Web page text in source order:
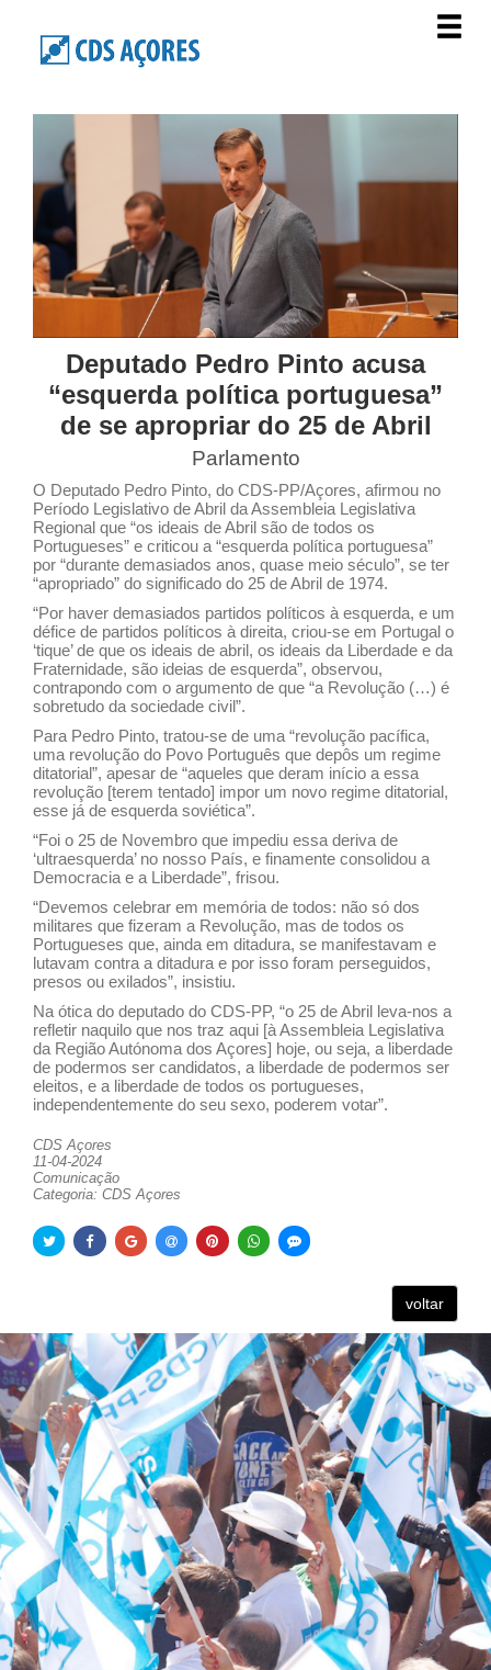
Deputado Pedro Pinto acusa
“esquerda política portuguesa”
de se apropriar do 25 de Abril
Parlamento
O Deputado Pedro Pinto, do CDS-PP/Açores, afirmou no
Período Legislativo de Abril da Assembleia Legislativa
Regional que “os ideais de Abril são de todos os
Portugueses” e criticou a “esquerda política portuguesa”
por “durante demasiados anos, quase meio século”, se ter
“apropriado” do significado do 25 de Abril de 1974.
“Por haver demasiados partidos políticos à esquerda, e um
défice de partidos políticos à direita, criou-se em Portugal o
‘tique’ de que os ideais de abril, os ideais da Liberdade e da
Fraternidade, são ideias de esquerda”, observou,
contrapondo com o argumento de que “a Revolução (…) é
sobretudo da sociedade civil”.
Para Pedro Pinto, tratou-se de uma “revolução pacífica,
uma revolução do Povo Português que depôs um regime
ditatorial”, apesar de “aqueles que deram início a essa
revolução [terem tentado] impor um novo regime ditatorial,
esse já de esquerda soviética”.
“Foi o 25 de Novembro que impediu essa deriva de
‘ultraesquerda’ no nosso País, e finamente consolidou a
Democracia e a Liberdade”, frisou.
“Devemos celebrar em memória de todos: não só dos
militares que fizeram a Revolução, mas de todos os
Portugueses que, ainda em ditadura, se manifestavam e
lutavam contra a ditadura e por isso foram perseguidos,
presos ou exilados”, insistiu.
Na ótica do deputado do CDS-PP, “o 25 de Abril leva-nos a
refletir naquilo que nos traz aqui [à Assembleia Legislativa
da Região Autónoma dos Açores] hoje, ou seja, a liberdade
de podermos ser candidatos, a liberdade de podermos ser
eleitos, e a liberdade de todos os portugueses,
independentemente do seu sexo, poderem votar”.
CDS Açores
11-04-2024
Comunicação
Categoria: CDS Açores
voltar